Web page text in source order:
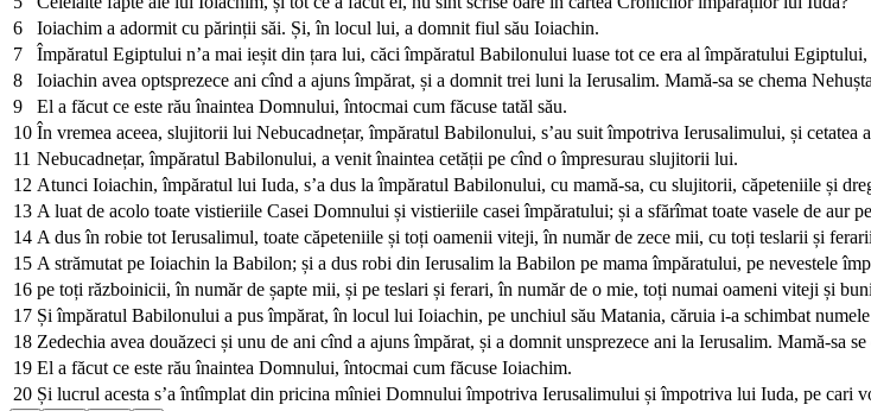
6
Ioiachim a adormit cu părinții săi. Și, în locul lui, a domnit fiul său Ioiachin.
7
Împăratul Egiptului n’a mai ieșit din țara lui, căci împăratul Babilonului luase tot ce era al împăratului
8
Ioiachin avea optsprezece ani cînd a ajuns împărat, și a domnit trei luni la Ierusalim. Mamă-sa se chema
9
El a făcut ce este rău înaintea Domnului, întocmai cum făcuse tatăl său.
10 În vremea aceea, slujitorii lui Nebucadnețar, împăratul Babilonului, s’au suit împotriva Ierusalimului, și cetatea
11 Nebucadnețar, împăratul Babilonului, a venit înaintea cetății pe cînd o împresurau slujitorii lui.
12 Atunci Ioiachin, împăratul lui Iuda, s’a dus la împăratul Babilonului, cu mamă-sa, cu slujitorii, căpeteniile și
13 A luat de acolo toate vistieriile Casei Domnului și vistieriile casei împăratului; și a sfărîmat toate vasele de
14 A dus în robie tot Ierusalimul, toate căpeteniile și toți oamenii viteji, în număr de zece mii, cu toți teslarii și
15 A strămutat pe Ioiachin la Babilon; și a dus robi din Ierusalim la Babilon pe mama împăratului, pe nevestele
16 pe toți războinicii, în număr de șapte mii, și pe teslari și ferari, în număr de o mie, toți numai oameni viteji și
17 Și împăratul Babilonului a pus împărat, în locul lui Ioiachin, pe unchiul său Matania, căruia i-a schimbat
18 Zedechia avea douăzeci și unu de ani cînd a ajuns împărat, și a domnit unsprezece ani la Ierusalim. Mamă-sa
19 El a făcut ce este rău înaintea Domnului, întocmai cum făcuse Ioiachim.
20 Și lucrul acesta s’a întîmplat din pricina mîniei Domnului împotriva Ierusalimului și împotriva lui Iuda, pe cari